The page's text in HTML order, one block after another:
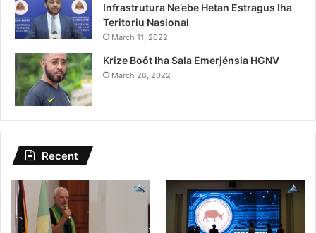
Infrastrutura Ne’ebe Hetan Estragus Iha
Teritoriu Nasional
March 11, 2022
Krize Boót Iha Sala Emerjénsia HGNV
March 26, 2022
Recent